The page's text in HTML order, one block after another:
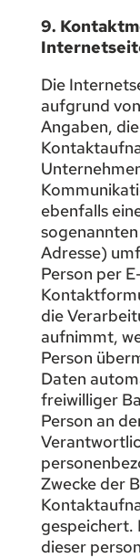
9.
Die
aufgrund
Angaben,
ebenfalls
Adresse)
Person per
die
aufnimmt,
Person
Daten
freiwilliger
Person an
Zwecke der
gespeichert.
dieser